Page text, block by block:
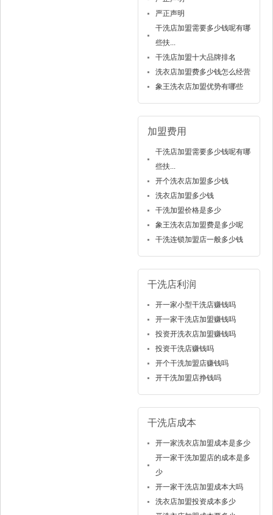
严正声明
干洗店加盟需要多少钱呢有哪
些扶...
干洗店加盟十大品牌排名
洗衣店加盟费多少钱怎么经营
象王洗衣店加盟优势有哪些
加盟费用
干洗店加盟需要多少钱呢有哪
些扶...
开个洗衣店加盟多少钱
洗衣店加盟多少钱
干洗加盟价格是多少
象王洗衣店加盟费是多少呢
干洗连锁加盟店一般多少钱
干洗店利润
开一家小型干洗店赚钱吗
开一家干洗店加盟赚钱吗
投资开洗衣店加盟赚钱吗
投资干洗店赚钱吗
开个干洗加盟店赚钱吗
开干洗加盟店挣钱吗
干洗店成本
开一家洗衣店加盟成本是多少
开一家干洗加盟店的成本是多
少
开一家干洗店加盟成本大吗
洗衣店加盟投资成本多少